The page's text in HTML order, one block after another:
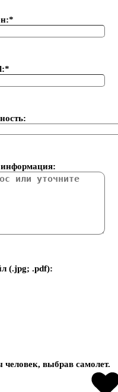
(.jpg; .pdf):
человек, выбравсамолет.